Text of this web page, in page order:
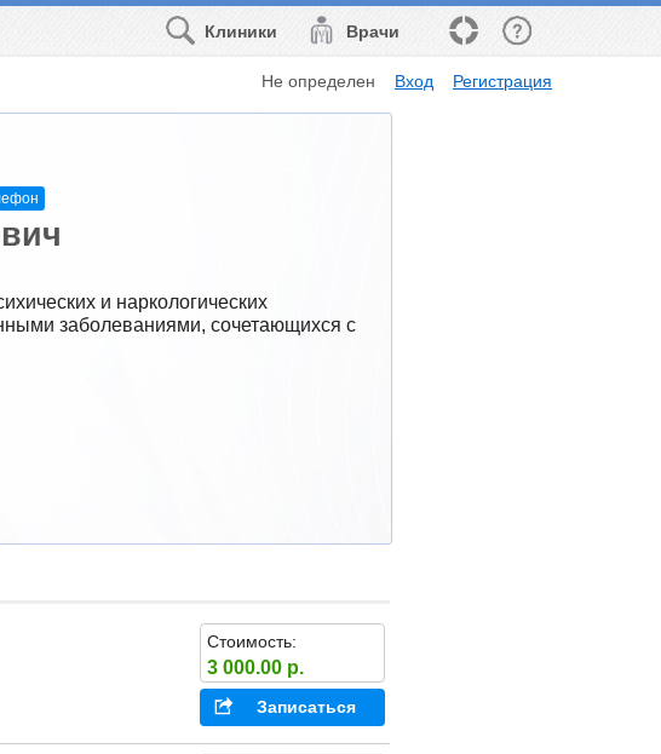
Врачи
Клиники
Не определен Вход Регистрация
и наркологических
заболеваниями, сочетающихся с
Стоимость:
3 000.00 р.
Записаться